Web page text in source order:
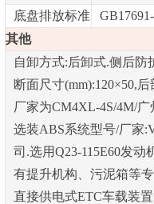
底盘排放标准
其他
自卸方式:后卸式.侧后防
断面尺寸(mm):120×50,
厂家为CM4XL-4S/4M/
选装ABS系统型号/厂家
司.选用Q23-115E60发动
有提升机构、污泥箱等
直接供电式ETC车载装